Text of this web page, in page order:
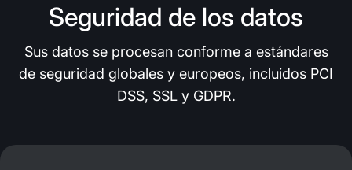
Seguridad de los datos
Sus datos se procesan conforme a estándares
de seguridad globales y europeos, incluidos PCI
DSS, SSL y GDPR.